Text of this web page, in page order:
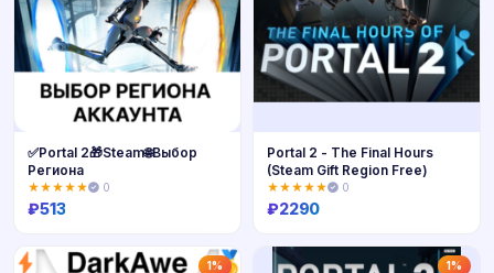
Купить
✅Portal 2🎁Steam🌐Выбор
Региона
★★★★★ 0
₽513
Купить
Portal 2 - The Final Hours
(Steam Gift Region Free)
★★★★★ 0
₽2290
1% 1%